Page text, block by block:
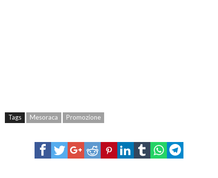
Tags Mesoraca Promozione